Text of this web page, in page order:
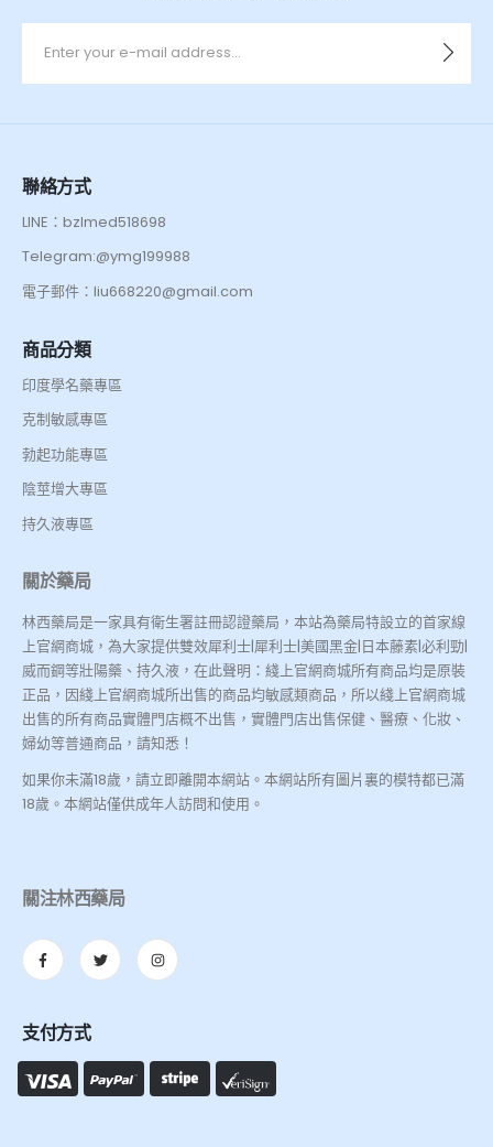
聯絡方式
LINE：bzlmed518698
Telegram:@ymg199988
電子郵件：liu668220@gmail.com
商品分類
印度學名藥專區
克制敏感專區
勃起功能專區
陰莖增大專區
持久液專區
關於藥局
林西藥局是一家具有衛生署註冊認證藥局，本站為藥局特設立的首家線
上官網商城，為大家提供雙效犀利士|犀利士|美國黑金|日本藤素|必利勁|
威而鋼等壯陽藥、持久液，在此聲明：綫上官網商城所有商品均是原裝
正品，因綫上官網商城所出售的商品均敏感類商品，所以綫上官網商城
出售的所有商品實體門店概不出售，實體門店出售保健、醫療、化妝、
婦幼等普通商品，請知悉！
如果你未滿18歲，請立即離開本網站。本網站所有圖片裏的模特都已滿
18歲。本網站僅供成年人訪問和使用。
關注林西藥局
支付方式